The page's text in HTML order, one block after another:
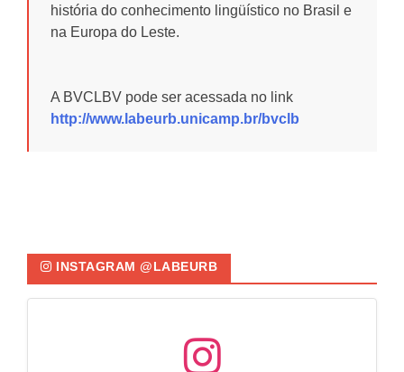
história do conhecimento lingüístico no Brasil e
na Europa do Leste.
A BVCLBV pode ser acessada no link
http://www.labeurb.unicamp.br/bvclb
INSTAGRAM @LABEURB